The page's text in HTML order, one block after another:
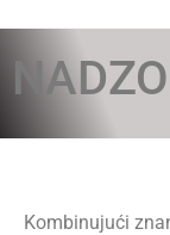
Kombinujući